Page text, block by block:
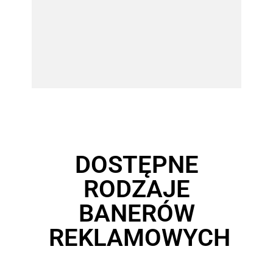
DOSTĘPNE
RODZAJE
BANERÓW
REKLAMOWYCH